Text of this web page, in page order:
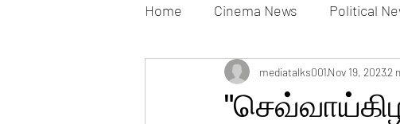
Home Cinema News Political
Movies Gallery Actress Gallery
mediatalks001Nov 19, 20232